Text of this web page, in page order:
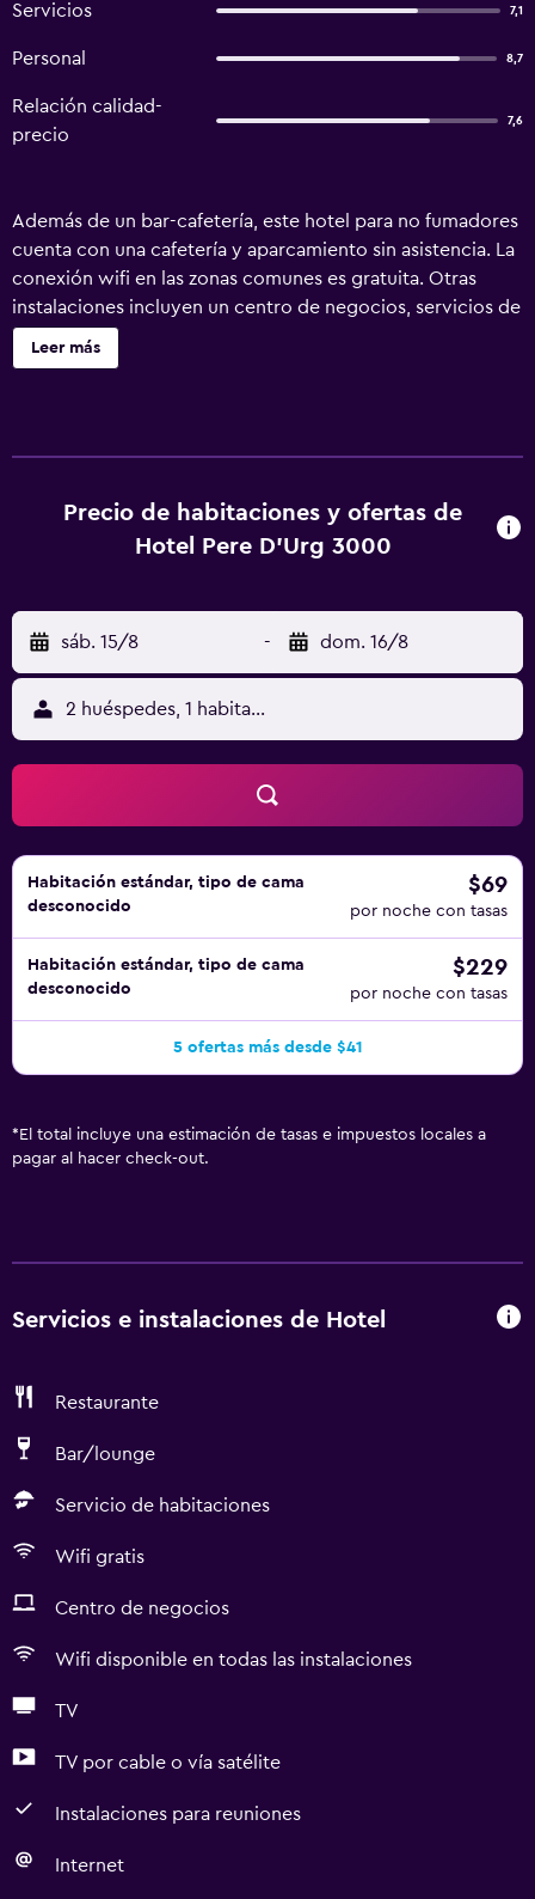
Servicios 7,1
Personal 8,7
Relación calidad-
precio
7,6
Además de un bar-cafetería, este hotel para no fumadores
cuenta con una cafetería y aparcamiento sin asistencia. La
conexión wifi en las zonas comunes es gratuita. Otras
instalaciones incluyen un centro de negocios, servicios de
conserjería y check-in exprés. Se ofrece servicio de
cambio de toallas a petición. Hotel Pere D'Urg 3000
cambio de toallas y cambio de sábanas. Se ofrece servicio
de limpieza todos los días.
Leer más
Precio de habitaciones y ofertas de
Hotel Pere D'Urg 3000
sáb. 15/8 - dom. 16/8
2 huéspedes, 1 habitación
Habitación estándar, tipo de cama
desconocido
$69
por noche con tasas
Habitación estándar, tipo de cama
desconocido
$229
por noche con tasas
5 ofertas más desde $41
* El total incluye una estimación de tasas e impuestos locales a
pagar al hacer check-out.
Servicios e instalaciones de Hotel
Restaurante
Bar/lounge
Servicio de habitaciones
Wifi gratis
Centro de negocios
Wifi disponible en todas las instalaciones
TV
TV por cable o vía satélite
Instalaciones para reuniones
Internet